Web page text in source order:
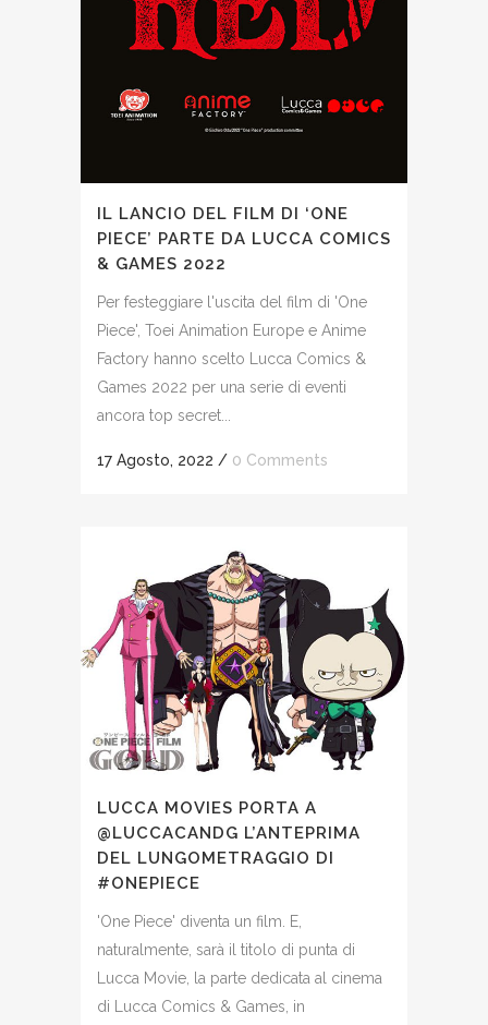
IL LANCIO DEL FILM DI ‘ONE
PIECE’ PARTE DA LUCCA COMICS
& GAMES 2022
Per festeggiare l'uscita del film di 'One
Piece', Toei Animation Europe e Anime
Factory hanno scelto Lucca Comics &
Games 2022 per una serie di eventi
ancora top secret...
17 Agosto, 2022 / 0 Comments
LUCCA MOVIES PORTA A
@LUCCACANDG L’ANTEPRIMA
DEL LUNGOMETRAGGIO DI
#ONEPIECE
'One Piece' diventa un film. E,
naturalmente, sarà il titolo di punta di
Lucca Movie, la parte dedicata al cinema
di Lucca Comics & Games, in